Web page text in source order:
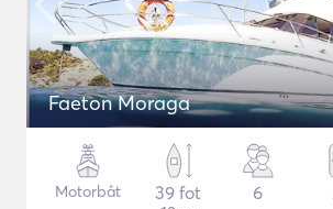
Faeton Moraga
Motorbåt
39 fot
6